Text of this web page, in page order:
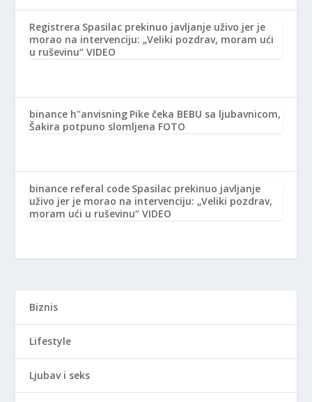
Registrera Spasilac prekinuo javljanje uživo jer je
morao na intervenciju: „Veliki pozdrav, moram ući
u ruševinu“ VIDEO
binance h"anvisning Pike čeka BEBU sa ljubavnicom,
Šakira potpuno slomljena FOTO
binance referal code Spasilac prekinuo javljanje
uživo jer je morao na intervenciju: „Veliki pozdrav,
moram ući u ruševinu“ VIDEO
Biznis
Lifestyle
Ljubav i seks